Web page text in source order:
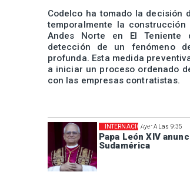
Ayer A Las 9:35
Papa León XIV
Sudamérica
INTERNACIONAL
Codelco ha tomado la decisión
temporalmente la construcción
Andes Norte en El Teniente
detección de un fenómeno
profunda. Esta medida
a iniciar un proceso ordenado
con las empresas contratistas.